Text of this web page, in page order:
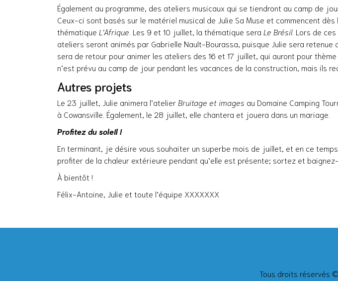
Également au programme, des ateliers musicaux qui se tiendront au camp de
Ceux-ci sont basés sur le matériel musical de Julie Sa Muse et commencent
thématique L’Afrique . Les 9 et 10 juillet, la thématique sera Le Brésil. Lors de
ateliers seront animés par Gabrielle Nault-Bourassa, puisque Julie sera retenue
sera de retour pour animer les ateliers des 16 et 17 juillet, qui auront pour thème
n’est prévu au camp de jour pendant les vacances de la construction, mais ils
Autres projets
Le 23 juillet, Julie animera l’atelier Bruitage et images au Domaine Camping
à Cowansville. Également, le 28 juillet, elle chantera et jouera dans un mariage.
Profitez du soleil !
En terminant, je désire vous souhaiter un superbe mois de juillet, et en ce
profiter de la chaleur extérieure pendant qu’elle est présente; sortez et
À bientôt !
Félix-Antoine, Julie et toute l’équipe XXXXXXX
Tous droits réservés